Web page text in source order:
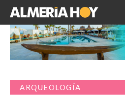
ARQUEOLOGÍA